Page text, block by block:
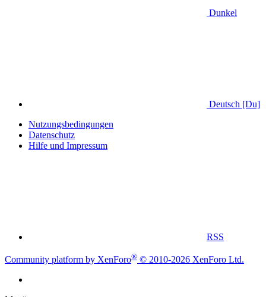
Dunkel
Deutsch [Du]
Nutzungsbedingungen
Datenschutz
Hilfe und Impressum
RSS
Community platform by XenForo® © 2010-2026 XenForo Ltd.